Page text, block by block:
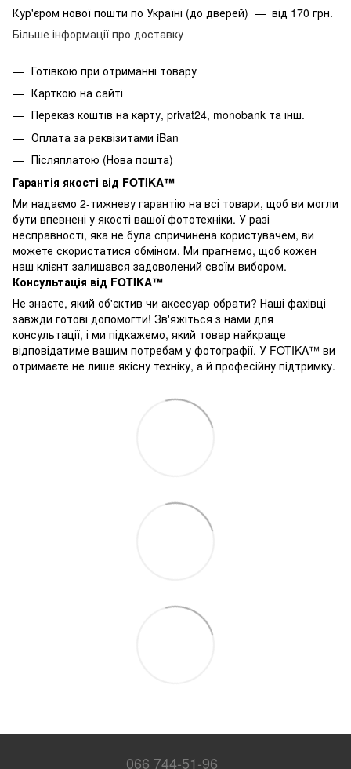
Кур'єром нової пошти по Україні (до дверей) — від 170 грн.
Більше інформації про доставку
Готівкою при отриманні товару
Карткою на сайті
Переказ коштів на карту, privat24, monobank та інш.
Оплата за реквізитами iBan
Післяплатою (Нова пошта)
Гарантія якості від FOTIKA™
Ми надаємо 2-тижневу гарантію на всі товари, щоб ви могли
бути впевнені у якості вашої фототехніки. У разі
несправності, яка не була спричинена користувачем, ви
можете скористатися обміном. Ми прагнемо, щоб кожен
наш клієнт залишався задоволений своїм вибором.
Консультація від FOTIKA™
Не знаєте, який об'єктив чи аксесуар обрати? Наші фахівці
завжди готові допомогти! Зв'яжіться з нами для
консультації, і ми підкажемо, який товар найкраще
відповідатиме вашим потребам у фотографії. У FOTIKA™ ви
отримаєте не лише якісну техніку, а й професійну підтримку.
066 744-51-96